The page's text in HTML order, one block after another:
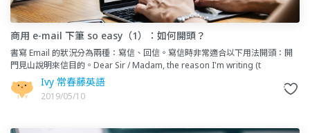
商用 e-mail 下筆 so easy（1）：如何開頭？
書寫 Email 的狀況分為兩種：寫信、回信。寫信時非常適合以下用法開頭：開
門見山說明來信目的。Dear Sir / Madam, the reason I'm writing (t
Ivy 常春藤英語
2019/05/10